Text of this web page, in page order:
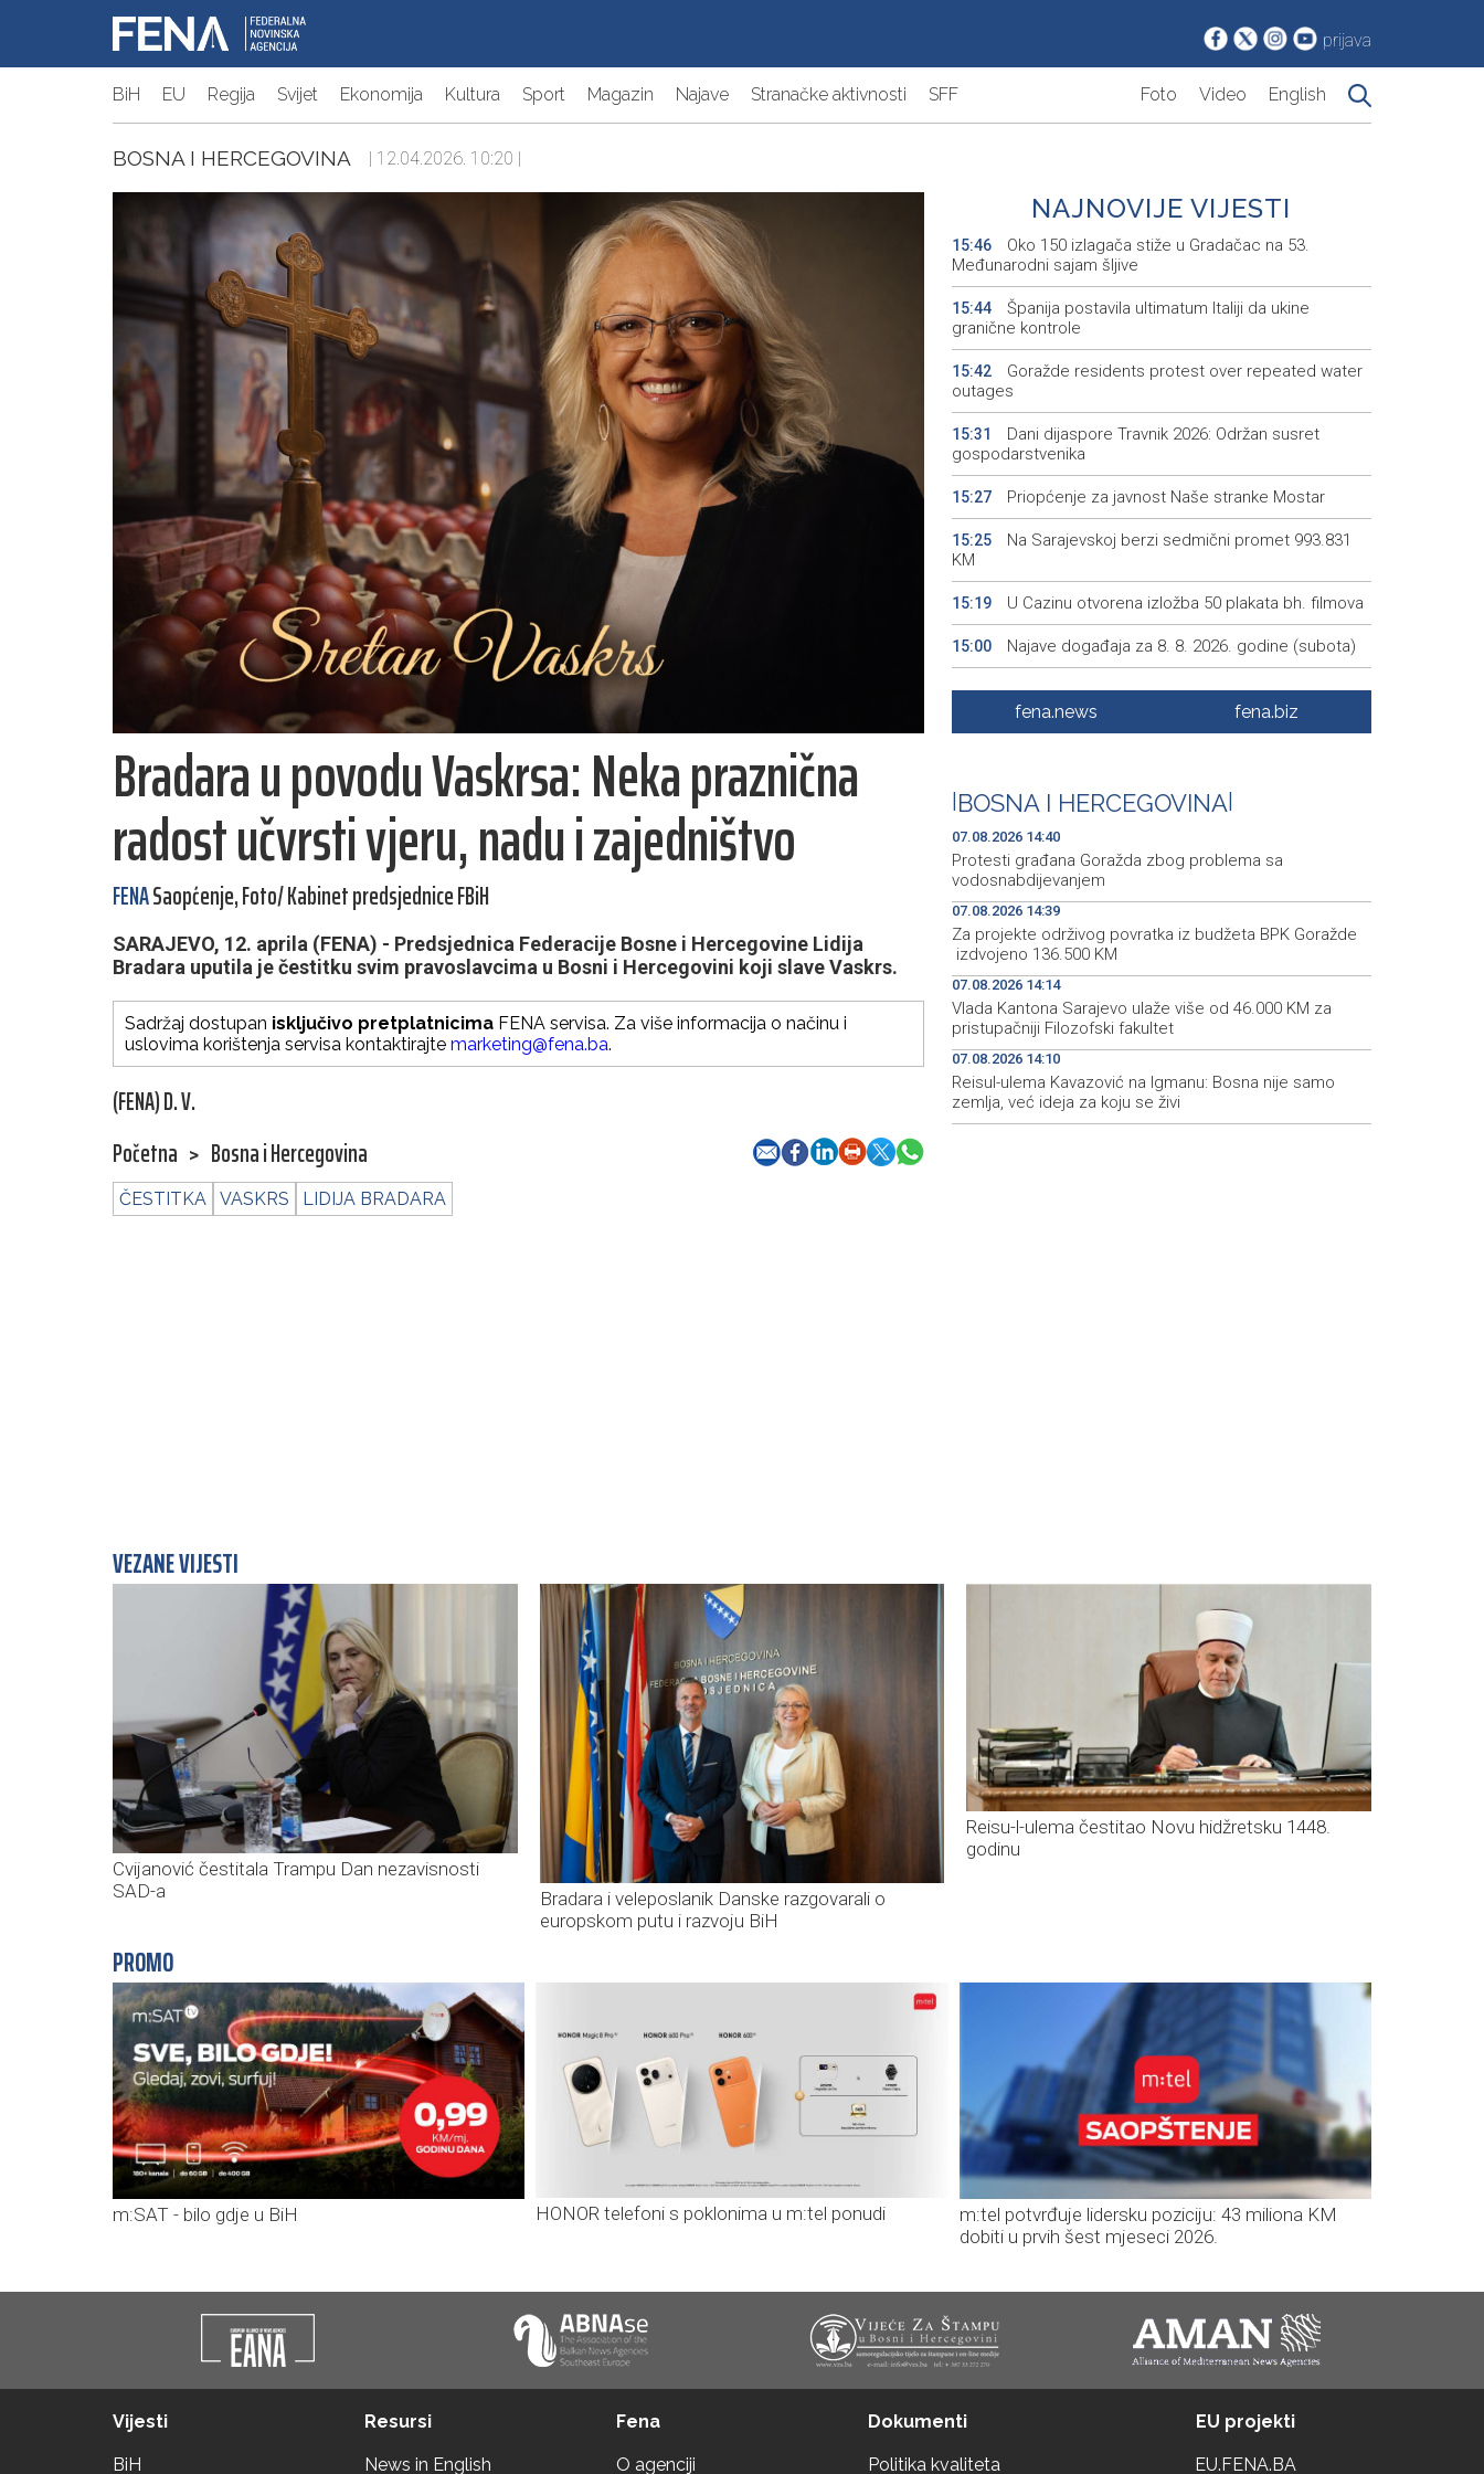
prijava
BiH EU Regija Svijet Ekonomija Kultura Sport Magazin Najave Stranačke aktivnosti SFF Foto Video English
BOSNA I HERCEGOVINA | 12.04.2026. 10:20 |
Bradara u povodu Vaskrsa: Neka praznična
radost učvrsti vjeru, nadu i zajedništvo
FENASaopćenje, Foto/ Kabinet predsjednice FBiH
SARAJEVO, 12. aprila (FENA) - Predsjednica Federacije Bosne i Hercegovine Lidija
Bradara uputila je čestitku svim pravoslavcima u Bosni i Hercegovini koji slave Vaskrs.
Sadržaj dostupan isključivo pretplatnicima FENA servisa. Za više informacija o načinu i
uslovima korištenja servisa kontaktirajte marketing@fena.ba.
(FENA) D. V.
Početna > Bosna i Hercegovina
ČESTITKA VASKRS LIDIJA BRADARA
NAJNOVIJE VIJESTI
15:46
Oko 150 izlagača stiže u Gradačac na 53.
Međunarodni sajam šljive
15:44
Španija postavila ultimatum Italiji da ukine
granične kontrole
15:42
Goražde residents protest over repeated water
outages
15:31
Dani dijaspore Travnik 2026: Održan susret
gospodarstvenika
15:27 Priopćenje za javnost Naše stranke Mostar
15:25
Na Sarajevskoj berzi sedmični promet 993.831
KM
15:19 U Cazinu otvorena izložba 50 plakata bh. filmova
15:00 Najave događaja za 8. 8. 2026. godine (subota)
14:54
SFF Tribute to Béla Tarr features works by his
former students
fena.news fena.biz
BOSNA I HERCEGOVINA
07.08.2026 14:40
Protesti građana Goražda zbog problema sa
vodosnabdijevanjem
07.08.2026 14:39
Za projekte održivog povratka iz budžeta BPK Goražde
izdvojeno 136.500 KM
07.08.2026 14:14
Vlada Kantona Sarajevo ulaže više od 46.000 KM za
pristupačniji Filozofski fakultet
07.08.2026 14:10
Reisul-ulema Kavazović na Igmanu: Bosna nije samo
zemlja, već ideja za koju se živi
VEZANE VIJESTI
Cvijanović čestitala Trampu Dan nezavisnosti
SAD-a
Bradara i veleposlanik Danske razgovarali o
europskom putu i razvoju BiH
Reisu-l-ulema čestitao Novu hidžretsku 1448.
godinu
PROMO
m:SAT - bilo gdje u BiH HONOR telefoni s poklonima u m:tel ponudi
m:tel potvrđuje lidersku poziciju: 43 miliona KM
dobiti u prvih šest mjeseci 2026.
Vijesti
BiH
Resursi
News in English
Fena
O agenciji
Dokumenti
Politika kvaliteta
EU projekti
EU.FENA.BA